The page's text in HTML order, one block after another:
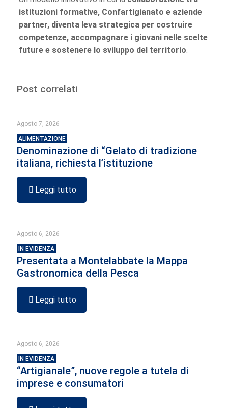
istituzioni formative, Confartigianato e aziende
partner, diventa leva strategica per costruire
competenze, accompagnare i giovani nelle scelte
future e sostenere lo sviluppo del territorio.
Post correlati
Agosto 7, 2026
ALIMENTAZIONE
Denominazione di “Gelato di tradizione
italiana, richiesta l’istituzione
Leggi tutto
Agosto 6, 2026
IN EVIDENZA
Presentata a Montelabbate la Mappa
Gastronomica della Pesca
Leggi tutto
Agosto 6, 2026
IN EVIDENZA
“Artigianale”, nuove regole a tutela di
imprese e consumatori